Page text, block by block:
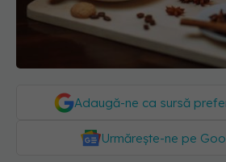
Adaugă-ne ca sursă
Urmărește-ne pe